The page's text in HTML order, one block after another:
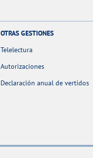
OTRAS GESTIONES
Telelectura
Autorizaciones
Declaración anual de vertidos